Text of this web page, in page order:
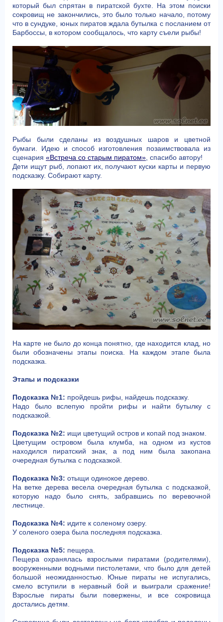
который был спрятан в пиратской бухте. На этом поиски
сокровищ не закончились, это было только начало, потому
что в сундуке, юных пиратов ждала бутылка с посланием от
Барбоссы, в котором сообщалось, что карту съели рыбы!
Рыбы были сделаны из воздушных шаров и цветной
бумаги. Идею и способ изготовления позаимствовала из
сценария «Встреча со старым пиратом» , спасибо автору!
Дети ищут рыб, лопают их, получают куски карты и первую
подсказку. Собирают карту.
На карте не было до конца понятно, где находится клад, но
были обозначены этапы поиска. На каждом этапе была
подсказка.
Этапы и подсказки
Подсказка №1: пройдешь рифы, найдешь подсказку.
Надо было вслепую пройти рифы и найти бутылку с
подсказкой.
Подсказка №2: ищи цветущий остров и копай под знаком.
Цветущим островом была клумба, на одном из кустов
находился пиратский знак, а под ним была закопана
очередная бутылка с подсказкой.
Подсказка №3: отыщи одинокое дерево.
На ветке дерева весела очередная бутылка с подсказкой,
которую надо было снять, забравшись по веревочной
лестнице.
Подсказка №4: идите к соленому озеру.
У соленого озера была последняя подсказка.
Подсказка №5: пещера.
Пещера охранялась взрослыми пиратами (родителями),
вооруженными водными пистолетами, что было для детей
большой неожиданностью. Юные пираты не испугались,
смело вступили в неравный бой и выиграли сражение!
Взрослые пираты были повержены, и все сокровища
достались детям.